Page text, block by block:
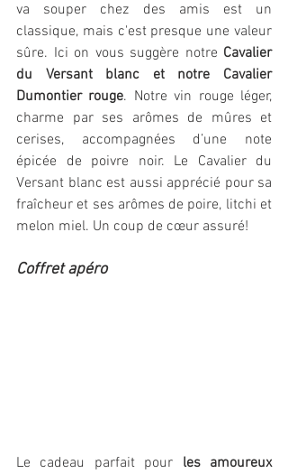
va souper chez des amis est un
classique, mais c'est presque une valeur
sûre. Ici on vous suggère notre Cavalier
du Versant blanc et notre Cavalier
Dumontier rouge. Notre vin rouge léger,
charme par ses arômes de mûres et
cerises, accompagnées d’une note
épicée de poivre noir. Le Cavalier du
Versant blanc est aussi apprécié pour sa
fraîcheur et ses arômes de poire, litchi et
melon miel. Un coup de cœur assuré!
Coffret apéro
Le cadeau parfait pour les amoureux